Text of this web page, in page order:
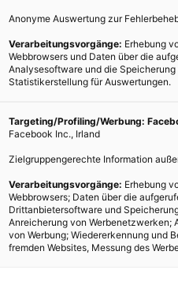
Stella Vita:
21. FEBRUAR 2022 VON
Niederlanden ein
ausschließlich durch
Mehrere hundert
Stück
BEITRAG
Anonyme Auswertung zur
Verarbeitungsvorgänge: Erhebung
Webbrowsers und Daten über die
Analysesoftware und die
Statistikerstellung für Auswertungen.
Targeting/Profiling/Werbung:
Facebook Inc., Irland
Zielgruppengerechte Information
Verarbeitungsvorgänge: Erhebung
Webbrowsers; Daten über die
Drittanbietersoftware und
Anreicherung von Werbenetzwerken;
von Werbung; Wiedererkennung und
fremden Websites, Messung des